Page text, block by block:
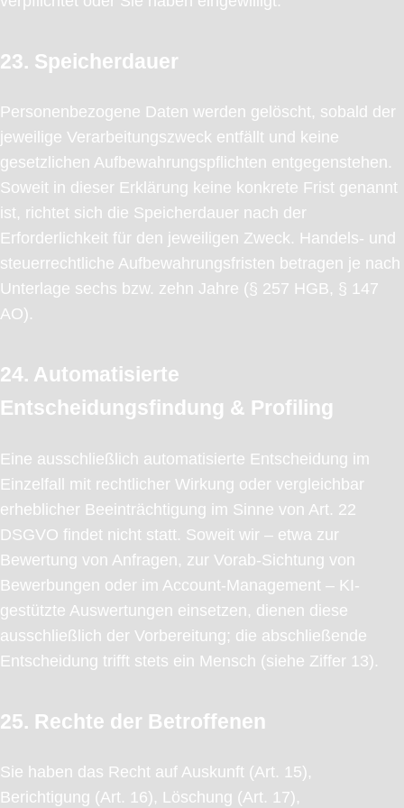
23. Speicherdauer
Personenbezogene Daten werden gelöscht, sobald der
jeweilige Verarbeitungszweck entfällt und keine
gesetzlichen Aufbewahrungspflichten entgegenstehen.
Soweit in dieser Erklärung keine konkrete Frist genannt
ist, richtet sich die Speicherdauer nach der
Erforderlichkeit für den jeweiligen Zweck. Handels- und
steuerrechtliche Aufbewahrungsfristen betragen je nach
Unterlage sechs bzw. zehn Jahre (§ 257 HGB, § 147
AO).
24. Automatisierte
Entscheidungsfindung & Profiling
Eine ausschließlich automatisierte Entscheidung im
Einzelfall mit rechtlicher Wirkung oder vergleichbar
erheblicher Beeinträchtigung im Sinne von Art. 22
DSGVO findet nicht statt. Soweit wir – etwa zur
Bewertung von Anfragen, zur Vorab-Sichtung von
Bewerbungen oder im Account-Management – KI-
gestützte Auswertungen einsetzen, dienen diese
ausschließlich der Vorbereitung; die abschließende
Entscheidung trifft stets ein Mensch (siehe Ziffer 13).
25. Rechte der Betroffenen
Sie haben das Recht auf Auskunft (Art. 15),
Berichtigung (Art. 16), Löschung (Art. 17),